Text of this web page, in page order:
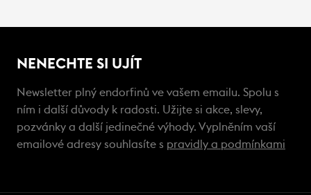
NENECHTE SI UJÍT
Newsletter plný endorfinů ve vašem emailu. Spolu s
ním i další důvody k radosti. Užijte si akce, slevy,
pozvánky a další jedinečné výhody. Vyplněním vaší
emailové adresy souhlasíte s pravidly a podmínkami